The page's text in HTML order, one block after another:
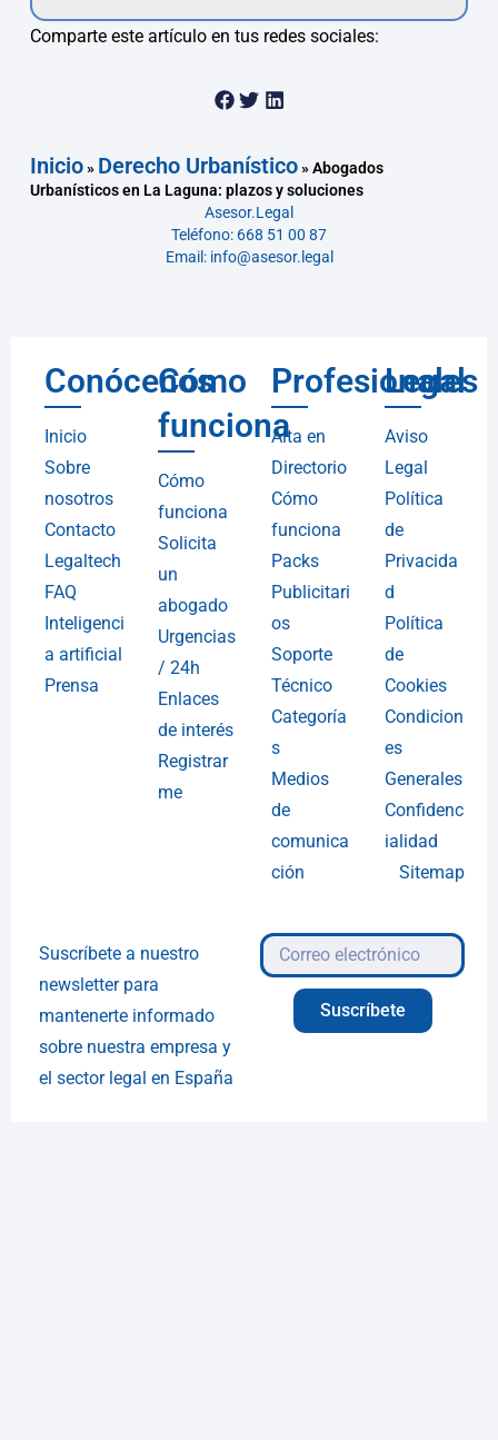
Comparte este artículo en tus redes sociales:
Inicio» Derecho Urbanístico»Abogados
Urbanísticos en La Laguna: plazos y soluciones
Asesor.Legal
Teléfono: 668 51 00 87
Email: info@asesor.legal
Conócenos
Inicio
Sobre
nosotros
Contacto
Legaltech
FAQ
Inteligenci
a artificial
Prensa
Cómo
funciona
Cómo
funciona
Solicita
un
abogado
Urgencias
/ 24h
Enlaces
de interés
Registrar
me
Profesionales
Alta en
Directorio
Cómo
funciona
Packs
Publicitari
os
Soporte
Técnico
Categoría
s
Medios
de
comunica
ción
Legal
Aviso
Legal
Política
de
Privacida
d
Política
de
Cookies
Condicion
es
Generales
Confidenc
ialidad
Sitemap
Suscríbete a nuestro
newsletter para
mantenerte informado
sobre nuestra empresa y
el sector legal en España
Suscríbete